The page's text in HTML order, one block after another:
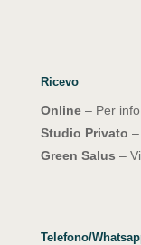
Ricevo
Online– Per info
Studio Privato
Green Salus –
Telefono/